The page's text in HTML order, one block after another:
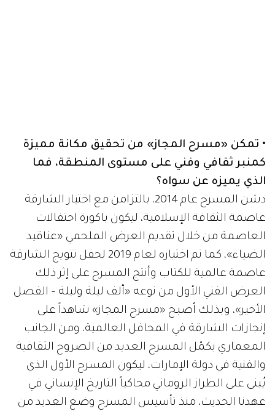
• تمكن «مسرح المجاز» من تحقيق مكانة مميزة
كمنبر ثقافي وفني على مستوى المنطقة، فما
الذي يميزه عن سواه؟
دشن المسرح عام 2014، بالتزامن مع اختيار الشارقة
عاصمة الثقافة الإسلامية، ليكون باكورة احتفالات
العاصمة من خلال تقديم العرض الملحمي «عناقيد
الضياء»، كما تم اختياره لعام 2019 لحفل تتويج الشارقة
عاصمة عالمية للكتاب وأنتج المسرح على إثر ذلك
العرض الفني الأول من نوعه «ألف ليلة وليلة – الفصل
الأخير»، وبذلك أصبح «مسرح المجاز» شاهداً على
إنجازات الشارقة في المحافل العالمية، ومن الجانب
المعماري يكمّل المسرح العديد من الصروح الثقافية
والفنية في دولة الإمارات، ليكون المسرح الأول الذي
يُبنى على الطراز الروماني محاكياً التاريخ الإنساني في
عهدنا الحديث، منذ تأسيس المسرح وضع العديد من